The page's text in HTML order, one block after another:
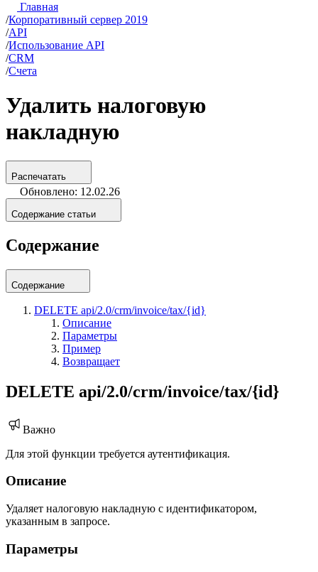
Главная
/Корпоративный сервер 2019
/API
/Использование API
/CRM
/Счета
Удалить налоговую
накладную
Распечатать
Обновлено: 12.02.26
Содержание статьи
Содержание
Содержание
DELETE api/2.0/crm/invoice/tax/{id}
Описание
Параметры
Пример
Возвращает
DELETE api/2.0/crm/invoice/tax/{id}
Важно
Для этой функции требуется аутентификация.
Описание
Удаляет налоговую накладную с идентификатором,
указанным в запросе.
Параметры